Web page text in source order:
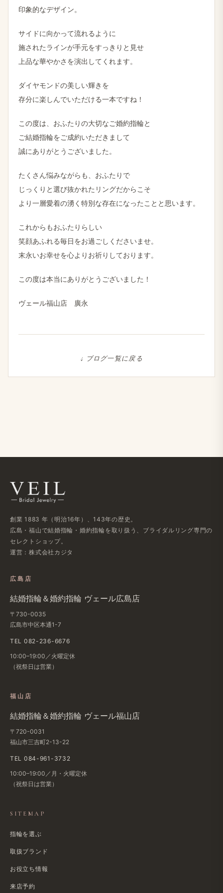
印象的なデザイン。
サイドに​向かって​流れるように​
施された​ラインが手元をすっきりと​見せ
上品な華やかさを演出してくれます。
ダイヤモンドの美しい輝きを
存分に楽しんでいただける一本ですね！
この度は、おふたりの大切なご婚約指輪と
ご結婚指輪をご成約いただきまして
誠にありがとうございました。
たくさん悩みながらも、おふたりで
じっくりと選び抜かれたリングだからこそ
より一層愛着の湧く特別な存在になったことと思います。
これからもおふたりらしい
笑顔あふれる毎日をお過ごしくださいませ。
末永いお幸せを心よりお祈りしております。
この度は本当にありがとうございました！
ヴェール福山店 廣永
↓ ブログ一覧に戻る
創業 1883 年（明治16年）、143年の歴史。
広島・福山で結婚指輪・婚約指輪を取り扱う、ブライダルリング専門の
セレクトショップ。
運営：株式会社カジタ
広島店
結婚指輪＆婚約指輪 ヴェール広島店
〒730-0035
広島市中区本通1-7
TEL 082-236-6676
10:00–19:00／火曜定休
（祝祭日は営業）
福山店
結婚指輪＆婚約指輪 ヴェール福山店
〒720-0031
福山市三吉町2-13-22
TEL 084-961-3732
10:00–19:00／月・火曜定休
（祝祭日は営業）
SITEMAP
指輪を選ぶ
取扱ブランド
お役立ち情報
来店予約